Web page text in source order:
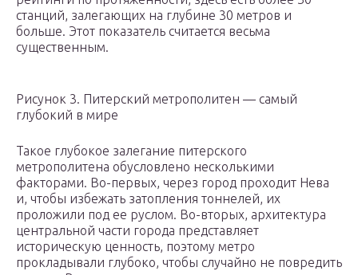
станций, залегающих на глубине 30 метров и
больше. Этот показатель считается весьма
существенным.
Рисунок 3. Питерский метрополитен — самый
глубокий в мире
Такое глубокое залегание питерского
метрополитена обусловлено несколькими
факторами. Во-первых, через город проходит Нева
и, чтобы избежать затопления тоннелей, их
проложили под ее руслом. Во-вторых, архитектура
центральной части города представляет
историческую ценность, поэтому метро
прокладывали глубоко, чтобы случайно не повредить